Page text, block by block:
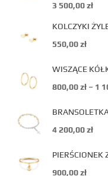
3 500,00zł
KOLCZYKI
550,00zł
WISZĄCE
800,00zł – 1
4 200,00zł
PIERŚCIONEK
900,00zł